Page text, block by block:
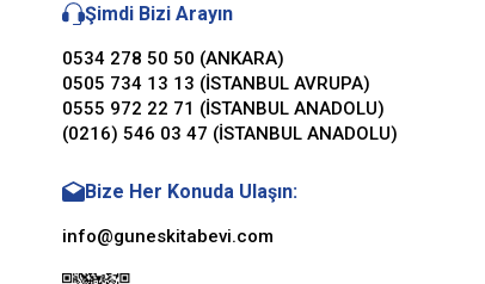
Şimdi Bizi Arayın
0534 278 50 50 (ANKARA)
0505 734 13 13 (İSTANBUL AVRUPA)
0555 972 22 71 (İSTANBUL ANADOLU)
(0216) 546 03 47 (İSTANBUL ANADOLU)
Bize Her Konuda Ulaşın:
info@guneskitabevi.com